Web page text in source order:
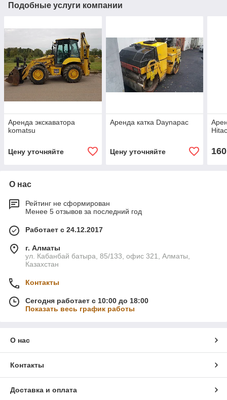
Подобные услуги компании
Аренда экскаватора
komatsu
Цену уточняйте
Аренда катка Daynapac
Цену уточняйте
О нас
Рейтинг не сформирован
Менее 5 отзывов за последний год
Работает с 24.12.2017
г. Алматы
ул. Кабанбай батыра, 85/133, офис 321, Алматы,
Казахстан
Контакты
Сегодня работает с 10:00 до 18:00
Показать весь график работы
О нас
Контакты
Доставка и оплата